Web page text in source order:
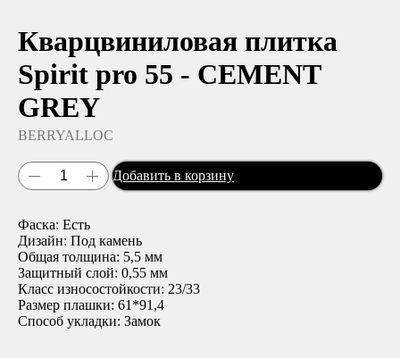
Кварцвиниловая плитка
Spirit pro 55 - CEMENT
GREY
BERRYALLOC
Добавить в корзину
Фаска: Есть
Дизайн: Под камень
Общая толщина: 5,5 мм
Защитный слой: 0,55 мм
Класс износостойкости: 23/33
Размер плашки: 61*91,4
Способ укладки: Замок